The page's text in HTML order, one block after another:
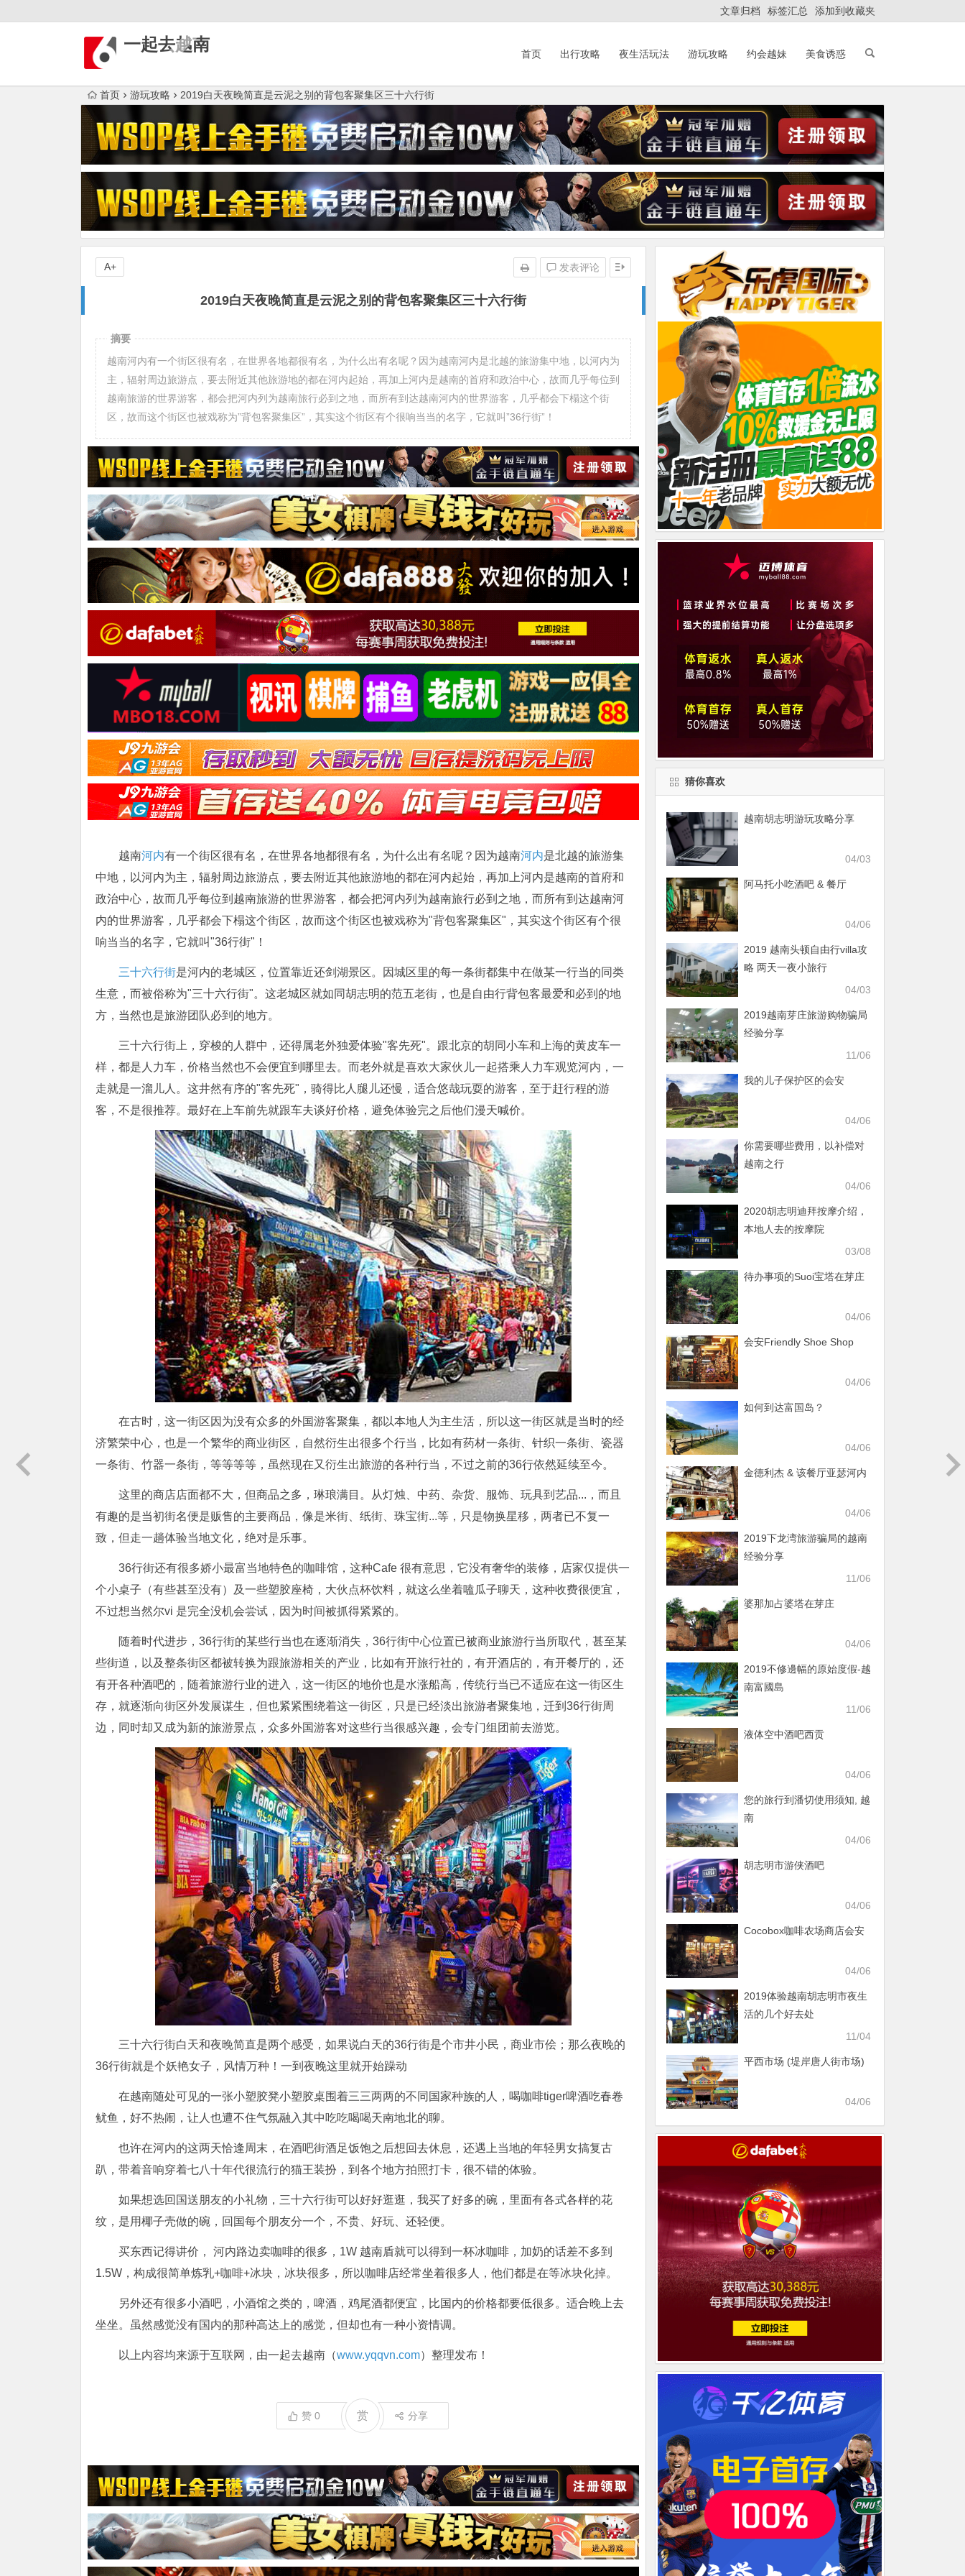
文章归档 标签汇总 添加到收藏夹
一起去越南 首页 出行攻略 夜生活玩法 游玩攻略 约会越妹 美食诱惑
首页 游玩攻略 2019白天夜晚简直是云泥之别的背包客聚集区三十六行街
2019白天夜晚简直是云泥之别的背包客聚集区三十六行街
发表评论
A+
摘要
越南河内有一个街区很有名，在世界各地都很有名，为什么出有名呢？因为越南河内是北越的旅游集中地，以河内为
主，辐射周边旅游点，要去附近其他旅游地的都在河内起始，再加上河内是越南的首府和政治中心，故而几乎每位到
越南旅游的世界游客，都会把河内列为越南旅行必到之地，而所有到达越南河内的世界游客，几乎都会下榻这个街
区，故而这个街区也被戏称为”背包客聚集区”，其实这个街区有个很响当当的名字，它就叫”36行街”！
越南河内有一个街区很有名，在世界各地都很有名，为什么出有名呢？因为越南河内是北越的旅游集
中地，以河内为主，辐射周边旅游点，要去附近其他旅游地的都在河内起始，再加上河内是越南的首府和
政治中心，故而几乎每位到越南旅游的世界游客，都会把河内列为越南旅行必到之地，而所有到达越南河
内的世界游客，几乎都会下榻这个街区，故而这个街区也被戏称为"背包客聚集区"，其实这个街区有个很
响当当的名字，它就叫"36行街"！
三十六行街是河内的老城区，位置靠近还剑湖景区。因城区里的每一条街都集中在做某一行当的同类
生意，而被俗称为"三十六行街"。这老城区就如同胡志明的范五老街，也是自由行背包客最爱和必到的地
方，当然也是旅游团队必到的地方。
三十六行街上，穿梭的人群中，还得属老外独爱体验"客先死"。跟北京的胡同小车和上海的黄皮车一
样，都是人力车，价格当然也不会便宜到哪里去。而老外就是喜欢大家伙儿一起搭乘人力车观览河内，一
走就是一溜儿人。这井然有序的"客先死"，骑得比人腿儿还慢，适合悠哉玩耍的游客，至于赶行程的游
客，不是很推荐。最好在上车前先就跟车​​夫谈好价格，避免体验完之后他们漫天喊价。
在古时，这一街区因为没有众多的外国游客聚集，都以本地人为主生活，所以这一街区就是当时的经
济繁荣中心，也是一个繁华的商业街区，自然衍生出很多个行当，比如有药材一条街、针织一条街、瓷器
一条街、竹器一条街，等等等等，虽然现在又衍生出旅游的各种行当，不过之前的36行依然延续至今。
这里的商店店面都不大，但商品之多，琳琅满目。从灯烛、中药、杂货、服饰、玩具到艺品...，而且
有趣的是当初街名便是贩售的主要商品，像是米街、纸街、珠宝街...等，只是物换星移，两者已不复一
致，但走一趟体验当地文化，绝对是乐事。
36行街还有很多娇小最富当地特色的咖啡馆，这种Cafe 很有意思，它没有奢华的装修，店家仅提供一
个小桌子（有些甚至没有）及一些塑胶座椅，大伙点杯饮料，就这么坐着嗑瓜子聊天，这种收费很便宜，
不过想当然尔vi 是完全没机会尝试，因为时间被抓得紧紧的。
随着时代进步，36行街的某些行当也在逐渐消失，36行街中心位置已被商业旅游行当所取代，甚至某
些街道，以及整条街区都被转换为跟旅游相关的产业，比如有开旅行社的，有开酒店的，有开餐厅的，还
有开各种酒吧的，随着旅游行业的进入，这一街区的地价也是水涨船高，传统行当已不适应在这一街区生
存，就逐渐向街区外发展谋生，但也紧紧围绕着这一街区，只是已经淡出旅游者聚集地，迁到36行街周
边，同时却又成为新的旅游景点，众多外国游客对这些行当很感兴趣，会专门组团前去游览。
三十六行街白天和夜晚简直是两个感受，如果说白天的36行街是个市井小民，商业市侩；那么夜晚的
36行街就是个妖艳女子，风情万种！一到夜晚这里就开始躁动
在越南随处可见的一张小塑胶凳小塑胶桌围着三三两两的不同国家种族的人，喝咖啡tiger啤酒吃春卷
鱿鱼，好不热闹，让人也遭不住气氛融入其中吃吃喝喝天南地北的聊。
也许在河内的这两天恰逢周末，在酒吧街酒足饭饱之后想回去休息，还遇上当地的年轻男女搞复古
趴，带着音响穿着七八十年代很流行的猫王装扮，到各个地方拍照打卡，很不错的体验。
如果想选回国送朋友的小礼物，三十六行街可以好好逛逛，我买了好多的碗，里面有各式各样的花
纹，是用椰子壳做的碗，回国每个朋友分一个，不贵、好玩、还轻便。
买东西记得讲价， 河内路边卖咖啡的很多，1W 越南盾就可以得到一杯冰咖啡，加奶的话差不多到
1.5W，构成很简单炼乳+咖啡+冰块，冰块很多，所以咖啡店经常坐着很多人，他们都是在等冰块化掉。
另外还有很多小酒吧，小酒馆之类的，啤酒，鸡尾酒都便宜，比国内的价格都要低很多。适合晚上去
坐坐。虽然感觉没有国内的那种高达上的感觉，但却也有一种小资情调。
以上内容均来源于互联网，由一起去越南（www.yqqvn.com）整理发布！
赞 0 赏 分享
猜你喜欢
越南胡志明游玩攻略分享
04/03
阿马托小吃酒吧 & 餐厅
04/06
2019 越南头顿自由行villa攻
略 两天一夜小旅行
04/03
2019越南芽庄旅游购物骗局
经验分享
11/06
我的儿子保护区的会安
04/06
你需要哪些费用，以补偿对
越南之行
04/06
2020胡志明迪拜按摩介绍，
本地人去的按摩院
03/08
待办事项的Suoi宝塔在芽庄
04/06
会安Friendly Shoe Shop
04/06
如何到达富国岛？
04/06
金德利杰 & 该餐厅亚瑟河内
04/06
2019下龙湾旅游骗局的越南
经验分享
11/06
婆那加占婆塔在芽庄
04/06
2019不修邊幅的原始度假-越
南富國島
11/06
液体空中酒吧西贡
04/06
您的旅行到潘切使用须知, 越
南
04/06
胡志明市游侠酒吧
04/06
Cocobox咖啡农场商店会安
04/06
2019体验越南胡志明市夜生
活的几个好去处
11/04
平西市场 (堤岸唐人街市场)
04/06